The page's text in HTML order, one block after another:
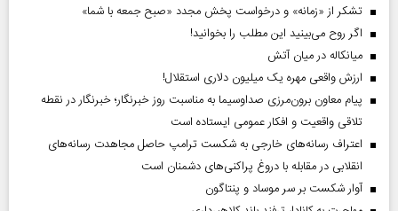
تشکر از «زمانه» و درخواست پخش مجدد «صبح جمعه با شما»
اگر روح می‌بینید این مطلب را بخوانید!
میانکاله در میان آتش
ارزش واقعی مهره یک میلیون دلاری استقلال!
پیام معاون برون‌مرزی صداوسیما به مناسبت روز خبرنگار؛ خبرنگار در نقطه
تلاقی واقعیت و افکار عمومی ایستاده است
اعتراف رسانه‌های خارجی به شکست ترامپ حاصل مجاهدت رسانه‌های
انقلابی در مقابله با دروغ پراکنی‌های دشمنان است
آوار شکست بر سر موساد و پنتاگون